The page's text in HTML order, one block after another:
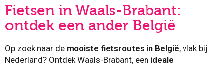
Fietsen in Waals-Brabant:
ontdek een ander België
Op zoek naar de mooiste fietsroutes in België, vlak bij
Nederland? Ontdek Waals-Brabant, een ideale